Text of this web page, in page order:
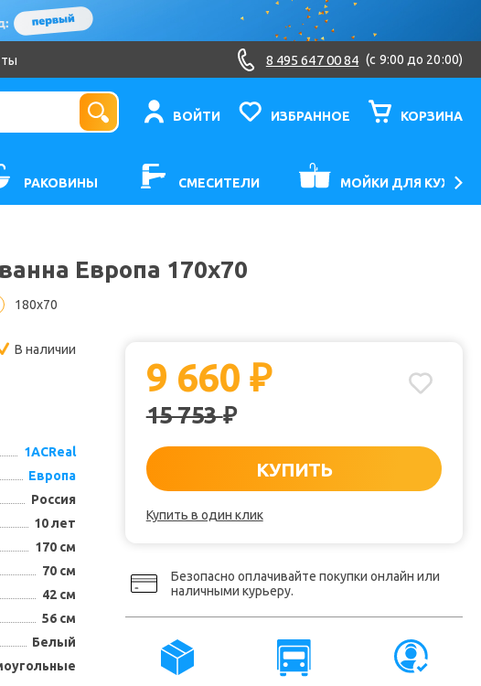
8 495 647 00 84 (c 9:00 до 20:00)
ВОЙТИ ИЗБРАННОЕ КОРЗИНА
РАКОВИНЫ СМЕСИТЕЛИ МОЙКИ ДЛЯ КУХНИ
Европа 170x70
180x70
В наличии
1ACReal
Европа
Россия
10 лет
170 см
70 см
42 см
56 см
Белый
9 660 ₽
15 753₽
КУПИТЬ
Купить в один клик
Безопасно оплачивайте покупки онлайн или
наличными курьеру.